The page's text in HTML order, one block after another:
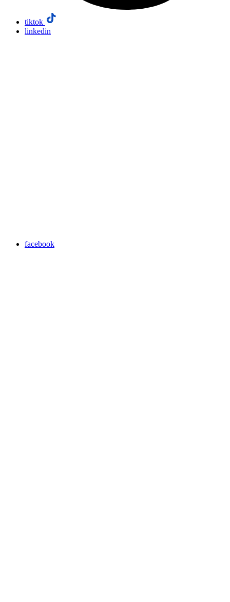
tiktok
linkedin
facebook